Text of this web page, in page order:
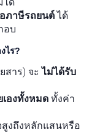
ภาษีรถยนต์ได้
อบ
ไร?
สาร) จะไม่ได้รับ
องทั้งหมด ทั้งค่า
งถึงหลักแสนหรือ